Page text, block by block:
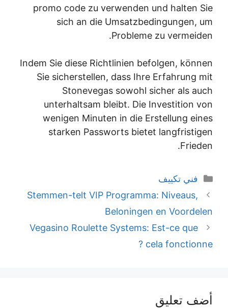
promo code zu verwenden und halten Sie
sich an die Umsatzbedingungen, um
Probleme zu vermeiden.
Indem Sie diese Richtlinien befolgen, können
Sie sicherstellen, dass Ihre Erfahrung mit
Stonevegas sowohl sicher als auch
unterhaltsam bleibt. Die Investition von
wenigen Minuten in die Erstellung eines
starken Passworts bietet langfristigen
Frieden.
التصنيفات
فني تكييف
Stemmen-telt VIP Programma: Niveaus,
Beloningen en Voordelen
Vegasino Roulette Systems: Est-ce que
cela fonctionne ?
أضف تعليق